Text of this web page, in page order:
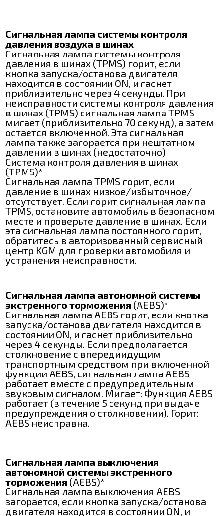
Сигнальная лампа системы контроля
давления воздуха в шинах
Сигнальная лампа системы контроля
давления в шинах (TPMS) горит, если
кнопка запуска/останова двигателя
находится в состоянии ON, и гаснет
приблизительно через 4 секунды. При
неисправности системы контроля давления
в шинах (TPMS) сигнальная лампа TPMS
мигает (приблизительно 70 секунд), а затем
остается включенной. Эта сигнальная
лампа также загорается при нештатном
давлении в шинах (недостаточно)
Система контроля давления в шинах
(TPMS)*
Сигнальная лампа TPMS горит, если
давление в шинах низкое/избыточное/
отсутствует. Если горит сигнальная лампа
TPMS, остановите автомобиль в безопасном
месте и проверьте давление в шинах. Если
эта сигнальная лампа постоянного горит,
обратитесь в авторизованный сервисный
центр KGM для проверки автомобиля и
устранения неисправности.
Сигнальная лампа автономной системы
экстренного торможения (AEBS)*
Сигнальная лампа AEBS горит, если кнопка
запуска/останова двигателя находится в
состоянии ON, и гаснет приблизительно
через 4 секунды. Если предполагается
столкновение с впередиидущим
транспортным средством при включенной
функции AEBS, сигнальная лампа AEBS
работает вместе с предупредительным
звуковым сигналом. Мигает: Функция AEBS
работает (в течение 5 секунд при выдаче
предупреждения о столкновении). Горит:
AEBS неисправна.
Сигнальная лампа выключения
автономной системы экстренного
торможения (AEBS)*
Сигнальная лампа выключения AEBS
загорается, если кнопка запуска/останова
двигателя находится в состоянии ON, и